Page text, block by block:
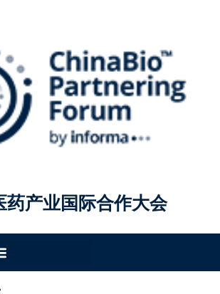
药产业国际合作大会